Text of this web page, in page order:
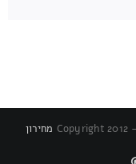
Copyright 2012 מחירון